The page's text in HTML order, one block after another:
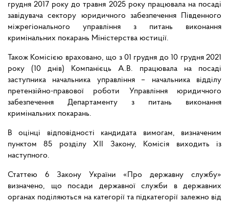
грудня 2017 року до травня 2025 року працювала на посаді
завідувача сектору юридичного забезпечення Південного
міжрегіонального управління з питань виконання
кримінальних покарань Міністерства юстиції.
Також Комісією враховано, що з 01 грудня до 10 грудня 2021
року (10 днів) Компанієць А.В. працювала на посаді
заступника начальника управління – начальника відділу
претензійно-правової роботи Управління юридичного
забезпечення Департаменту з питань виконання
кримінальних покарань.
В оцінці відповідності кандидата вимогам, визначеним
пунктом 85 розділу ХІІ Закону, Комісія виходить із
наступного.
Статтею 6 Закону України «Про державну службу»
визначено, що посади державної служби в державних
органах поділяються на категорії та підкатегорії залежно від